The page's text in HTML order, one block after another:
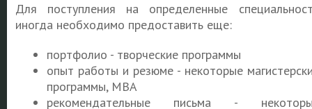
Для поступления на определенные
иногда необходимо предоставить еще:
портфолио - творческие программы
опыт работы и резюме - некоторые
программы, MBA
рекомендательные письма -